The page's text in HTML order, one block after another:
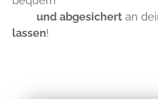
und abgesichert an
lassen!